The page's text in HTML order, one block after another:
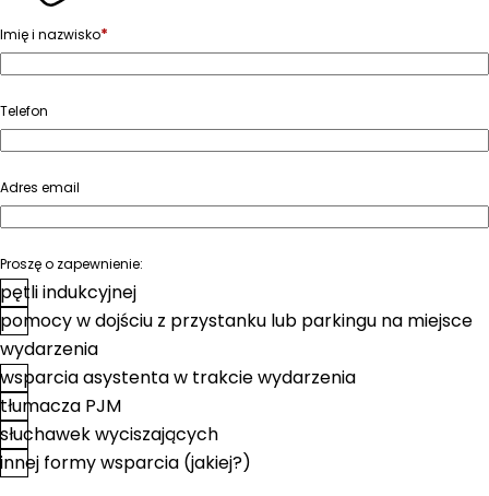
Imię i nazwisko*
Telefon
Adres email
Proszę o zapewnienie:
pętli indukcyjnej
pomocy w dojściu z przystanku lub parkingu na miejsce
wydarzenia
wsparcia asystenta w trakcie wydarzenia
tłumacza PJM
słuchawek wyciszających
innej formy wsparcia (jakiej?)